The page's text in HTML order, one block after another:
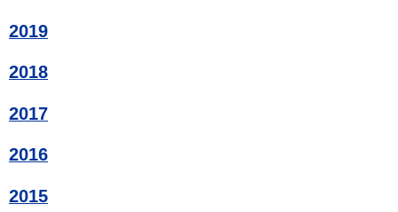
2019
2018
2017
2016
2015